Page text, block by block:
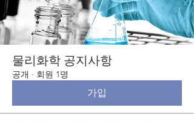
물리화학 공지사항
공개 · 회원 1명
가입